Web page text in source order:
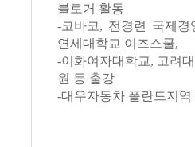
블로거 활동
-코바코, 전경련 국제
연세대학교 이즈스쿨,
-이화여자대학교, 고려
원 등 출강
-대우자동차 폴란드지